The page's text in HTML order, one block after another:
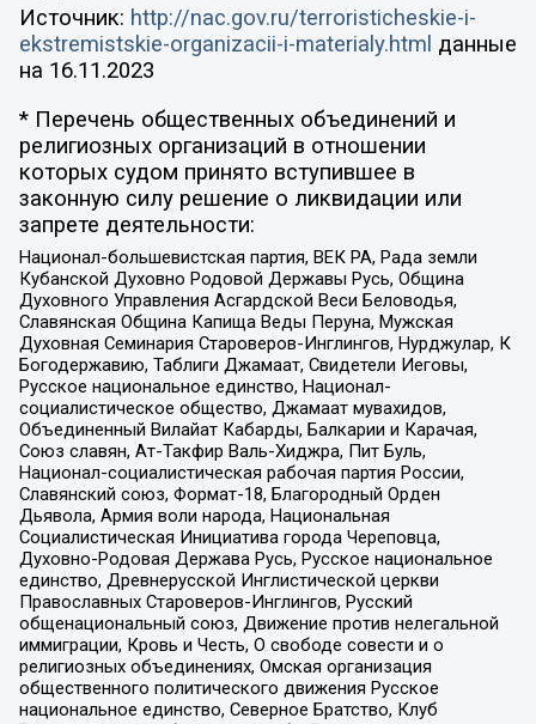
Источник: http://nac.gov.ru/terroristicheskie-i-
ekstremistskie-organizacii-i-materialy.html данные
на 16.11.2023
* Перечень общественных объединений и
религиозных организаций в отношении
которых судом принято вступившее в
законную силу решение о ликвидации или
запрете деятельности:
Национал-большевистская партия, ВЕК РА, Рада земли
Кубанской Духовно Родовой Державы Русь, Община
Духовного Управления Асгардской Веси Беловодья,
Славянская Община Капища Веды Перуна, Мужская
Духовная Семинария Староверов-Инглингов, Нурджулар, К
Богодержавию, Таблиги Джамаат, Свидетели Иеговы,
Русское национальное единство, Национал-
социалистическое общество, Джамаат мувахидов,
Объединенный Вилайат Кабарды, Балкарии и Карачая,
Союз славян, Ат-Такфир Валь-Хиджра, Пит Буль,
Национал-социалистическая рабочая партия России,
Славянский союз, Формат-18, Благородный Орден
Дьявола, Армия воли народа, Национальная
Социалистическая Инициатива города Череповца,
Духовно-Родовая Держава Русь, Русское национальное
единство, Древнерусской Инглистической церкви
Православных Староверов-Инглингов, Русский
общенациональный союз, Движение против нелегальной
иммиграции, Кровь и Честь, О свободе совести и о
религиозных объединениях, Омская организация
общественного политического движения Русское
национальное единство, Северное Братство, Клуб